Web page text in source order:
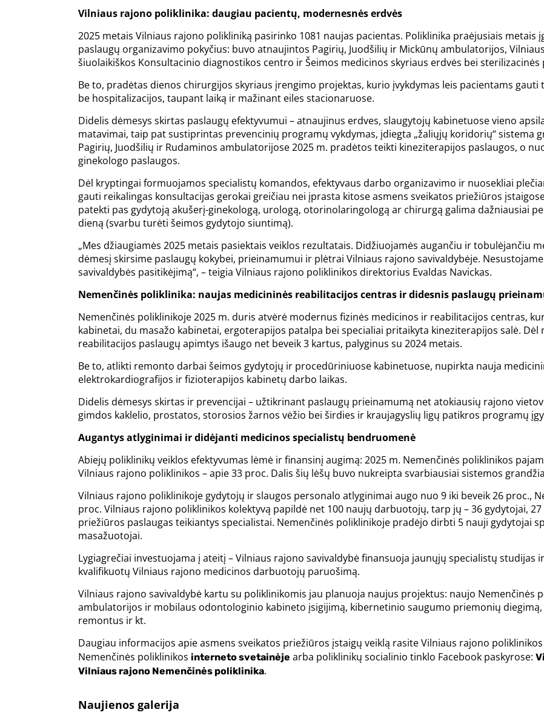
Vilniaus rajono poliklinika: daugiau pacientų, modernesnės erdvės
2025 metais Vilniaus rajono polikliniką pasirinko 1081 naujas pacientas. Poliklinika praėjusiais
paslaugų organizavimo pokyčius: buvo atnaujintos Pagirių, Juodšilių ir Mickūnų ambulatorijos,
šiuolaikiškos Konsultacinio diagnostikos centro ir Šeimos medicinos skyriaus erdvės bei
Be to, pradėtas dienos chirurgijos skyriaus įrengimo projektas, kurio įvykdymas leis pacientams
be hospitalizacijos, taupant laiką ir mažinant eiles stacionaruose.
Didelis dėmesys skirtas paslaugų efektyvumui – atnaujinus erdves, slaugytojų kabinetuose vieno
matavimai, taip pat sustiprintas prevencinių programų vykdymas, įdiegta „žaliųjų koridorių“ sistema
Pagirių, Juodšilių ir Rudaminos ambulatorijose 2025 m. pradėtos teikti kineziterapijos paslaugos, o
ginekologo paslaugos.
Dėl kryptingai formuojamos specialistų komandos, efektyvaus darbo organizavimo ir nuosekliai
gauti reikalingas konsultacijas gerokai greičiau nei įprasta kitose asmens sveikatos priežiūros
patekti pas gydytoją akušerį-ginekologą, urologą, otorinolaringologą ar chirurgą galima dažniausiai
dieną (svarbu turėti šeimos gydytojo siuntimą).
„Mes džiaugiamės 2025 metais pasiektais veiklos rezultatais. Didžiuojamės augančiu ir tobulėjančiu
dėmesį skirsime paslaugų kokybei, prieinamumui ir plėtrai Vilniaus rajono savivaldybėje.
savivaldybės pasitikėjimą“, – teigia Vilniaus rajono poliklinikos direktorius Evaldas Navickas.
Nemenčinės poliklinika: naujas medicininės reabilitacijos centras ir didesnis paslaugų
Nemenčinės poliklinikoje 2025 m. duris atvėrė modernus fizinės medicinos ir reabilitacijos centras,
kabinetai, du masažo kabinetai, ergoterapijos patalpa bei specialiai pritaikyta kineziterapijos salė.
reabilitacijos paslaugų apimtys išaugo net beveik 3 kartus, palyginus su 2024 metais.
Be to, atlikti remonto darbai šeimos gydytojų ir procedūriniuose kabinetuose, nupirkta nauja
elektrokardiografijos ir fizioterapijos kabinetų darbo laikas.
Didelis dėmesys skirtas ir prevencijai – užtikrinant paslaugų prieinamumą net atokiausių rajono
gimdos kaklelio, prostatos, storosios žarnos vėžio bei širdies ir kraujagyslių ligų patikros programų
Augantys atlyginimai ir didėjanti medicinos specialistų bendruomenė
Abiejų poliklinikų veiklos efektyvumas lėmė ir finansinį augimą: 2025 m. Nemenčinės poliklinikos
Vilniaus rajono poliklinikos – apie 33 proc. Dalis šių lėšų buvo nukreipta svarbiausiai sistemos
Vilniaus rajono poliklinikoje gydytojų ir slaugos personalo atlyginimai augo nuo 9 iki beveik 26 proc.,
proc. Vilniaus rajono poliklinikos kolektyvą papildė net 100 naujų darbuotojų, tarp jų – 36 gydytojai,
priežiūros paslaugas teikiantys specialistai. Nemenčinės poliklinikoje pradėjo dirbti 5 nauji gydytojai
masažuotojai.
Lygiagrečiai investuojama į ateitį – Vilniaus rajono savivaldybė finansuoja jaunųjų specialistų studijas
kvalifikuotų Vilniaus rajono medicinos darbuotojų paruošimą.
Vilniaus rajono savivaldybė kartu su poliklinikomis jau planuoja naujus projektus: naujo Nemenčinės
ambulatorijos ir mobilaus odontologinio kabineto įsigijimą, kibernetinio saugumo priemonių
remontus ir kt.
Daugiau informacijos apie asmens sveikatos priežiūros įstaigų veiklą rasite Vilniaus rajono poliklinikos
Nemenčinės poliklinikos interneto svetainėje arba poliklinikų socialinio tinklo Facebook paskyrose:
Vilniaus rajono Nemenčinės poliklinika.
Naujienos galerija